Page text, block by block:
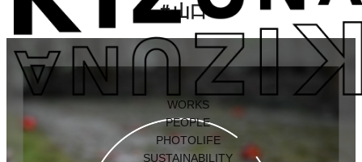
WORKS
PEOPLE
PHOTOLIFE
SUSTAINABILITY
＃山口